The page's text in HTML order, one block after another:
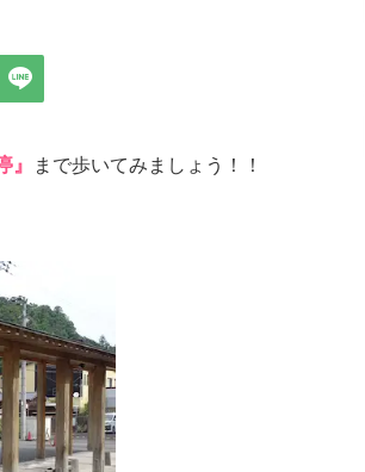
』 まで歩いてみましょう！！